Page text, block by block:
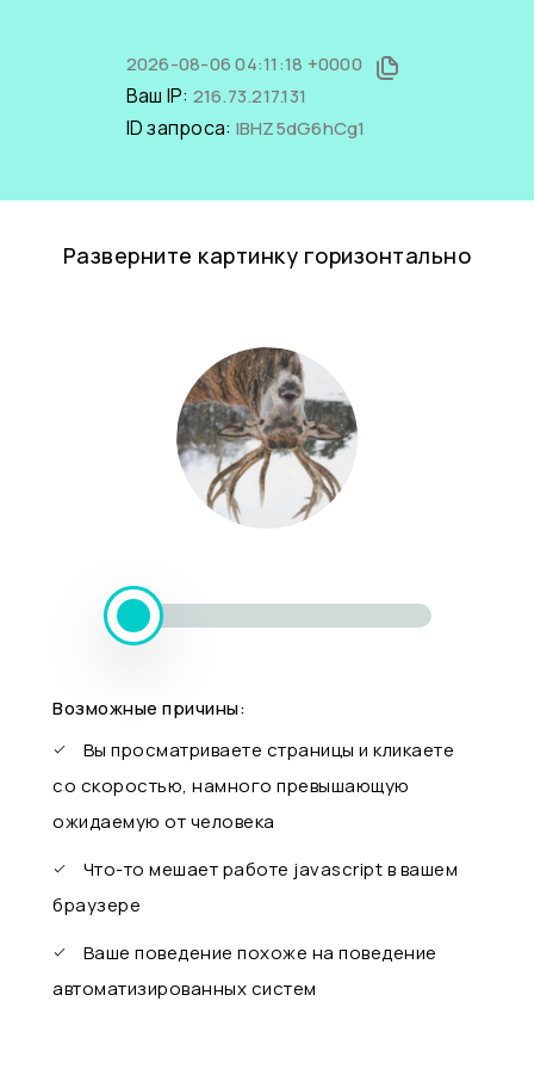
2026-08-06 04:11:18 +0000
Ваш IP: 216.73.217.131
ID запроса: IBHZ5dG6hCg1
Разверните картинку горизонтально
Возможные причины:
Вы просматриваете страницы и кликаете
со скоростью, намного превышающую
ожидаемую от человека
Что-то мешает работе javascript в вашем
браузере
Ваше поведение похоже на поведение
автоматизированных систем